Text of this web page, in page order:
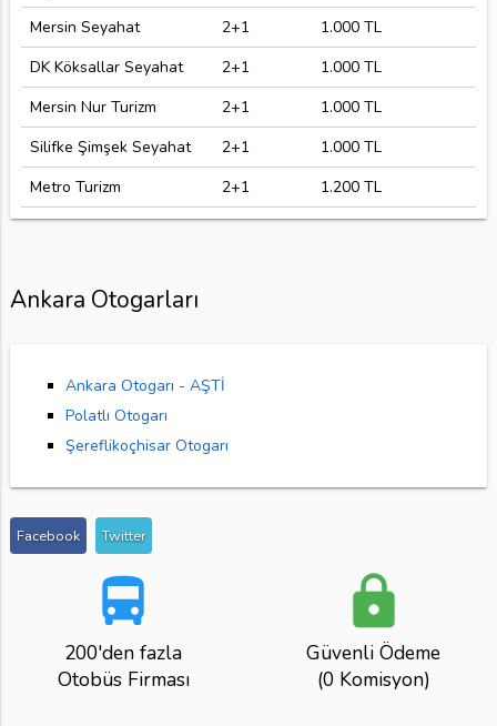
Mersin Seyahat
2+1
1.000 TL
DK Köksallar Seyahat
2+1
1.000 TL
Mersin Nur Turizm
2+1
1.000 TL
Silifke Şimşek Seyahat
2+1
1.000 TL
Metro Turizm
2+1 1.200 TL
Ankara Otogarları
Ankara Otogarı - AŞTİ
Polatlı Otogarı
Şereflikoçhisar Otogarı
Facebook Twitter
directions_bus
200'den fazla
Otobüs Firması
lock
Güvenli Ödeme
(0 Komisyon)